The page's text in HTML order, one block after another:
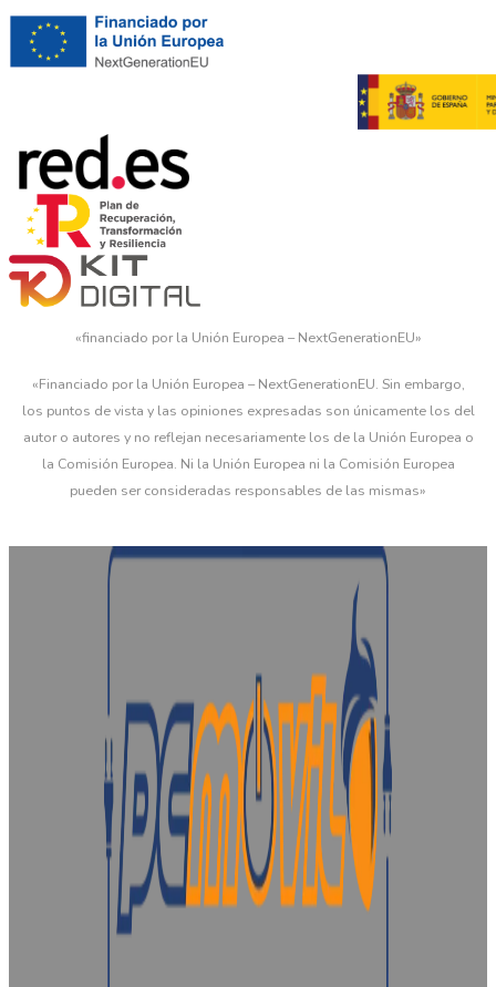
«financiado por la Unión Europea – NextGenerationEU»
«Financiado por la Unión Europea – NextGenerationEU. Sin embargo,
los puntos de vista y las opiniones expresadas son únicamente los del
autor o autores y no reflejan necesariamente los de la Unión Europea o
la Comisión Europea. Ni la Unión Europea ni la Comisión Europea
pueden ser consideradas responsables de las mismas»